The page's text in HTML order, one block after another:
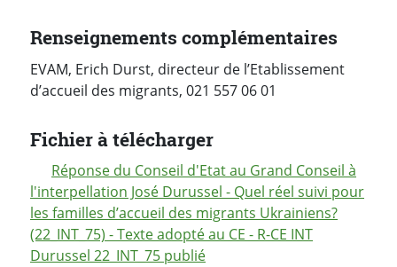
Renseignements complémentaires
EVAM, Erich Durst, directeur de l’Etablissement
d’accueil des migrants, 021 557 06 01
Fichier à télécharger
Réponse du Conseil d'Etat au Grand Conseil à
l'interpellation José Durussel - Quel réel suivi pour
les familles d’accueil des migrants Ukrainiens?
(22_INT_75) - Texte adopté au CE - R-CE INT
Durussel 22_INT_75 publié